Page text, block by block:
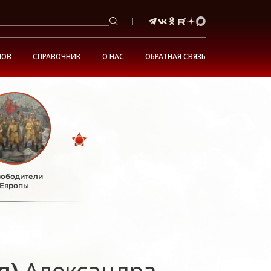
СПРАВОЧНИК О НАС ОБРАТНАЯ СВЯЗЬ
Европы